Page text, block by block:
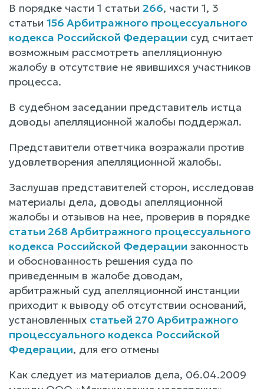
В порядке части 1 статьи 266, части 1, 3
статьи 156 Арбитражного процессуального
кодекса Российской Федерации суд считает
возможным рассмотреть апелляционную
жалобу в отсутствие не явившихся участников
процесса.
В судебном заседании представитель истца
доводы апелляционной жалобы поддержал.
Представители ответчика возражали против
удовлетворения апелляционной жалобы.
Заслушав представителей сторон, исследовав
материалы дела, доводы апелляционной
жалобы и отзывов на нее, проверив в порядке
статьи 268 Арбитражного процессуального
кодекса Российской Федерации законность
и обоснованность решения суда по
приведенным в жалобе доводам,
арбитражный суд апелляционной инстанции
приходит к выводу об отсутствии оснований,
установленных статьей 270 Арбитражного
процессуального кодекса Российской
Федерации, для его отмены
Как следует из материалов дела, 06.04.2009